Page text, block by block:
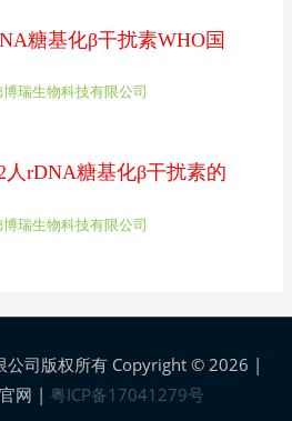
糖基化β干扰素WHO国
瑞生物科技有限公司
人rDNA糖基化β干扰素的
瑞生物科技有限公司
公司版权所有 Copyright © 2026 |
网 | 粤ICP备17041279号